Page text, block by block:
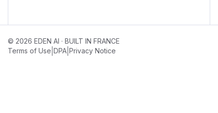
© 2026 EDEN AI · BUILT IN FRANCE
Terms of Use DPA Privacy Notice